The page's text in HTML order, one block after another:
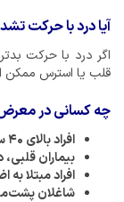
آیا درد با حرکت
اگر درد با حرکت
قلب یا استرس ممکن
چه کسانی در
افراد بالای ۴۰ سال
بیماران قلبی،
افراد مبتلا
شاغلان